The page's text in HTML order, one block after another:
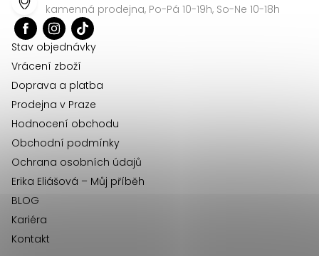
kamenná prodejna, Po-Pá 10-19h, So-Ne 10-18h
Stav objednávky
Vrácení zboží
Doprava a platba
Prodejna v Praze
Hodnocení obchodu
Obchodní podmínky
Ochrana osobních údajů
Erika Eliášová – Můj příběh
BLOG
Kariéra
Kontakt